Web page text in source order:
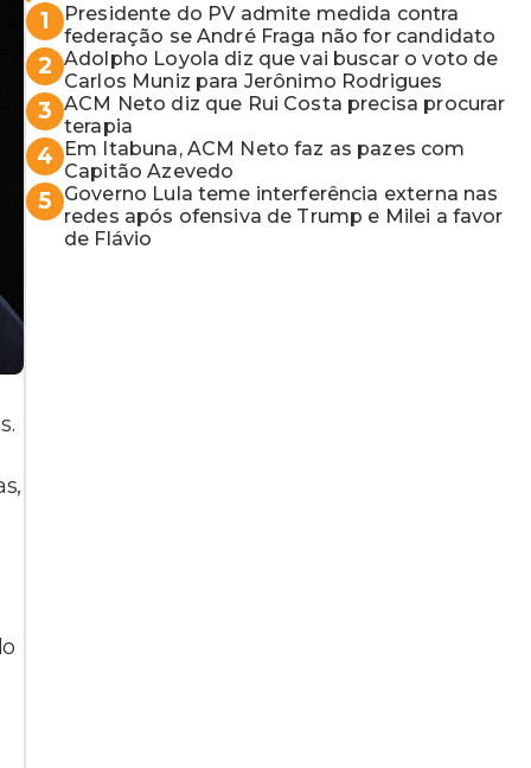
1
Presidente do PV admite medida contra
federação se André Fraga não for candidato
2 Adolpho Loyola diz que vai buscar o voto de
Carlos Muniz para Jerônimo Rodrigues
3 ACM Neto diz que Rui Costa precisa procurar
terapia
4
Em Itabuna, ACM Neto faz as pazes com
Capitão Azevedo
5
Governo Lula teme interferência externa nas
redes após ofensiva de Trump e Milei a favor
de Flávio